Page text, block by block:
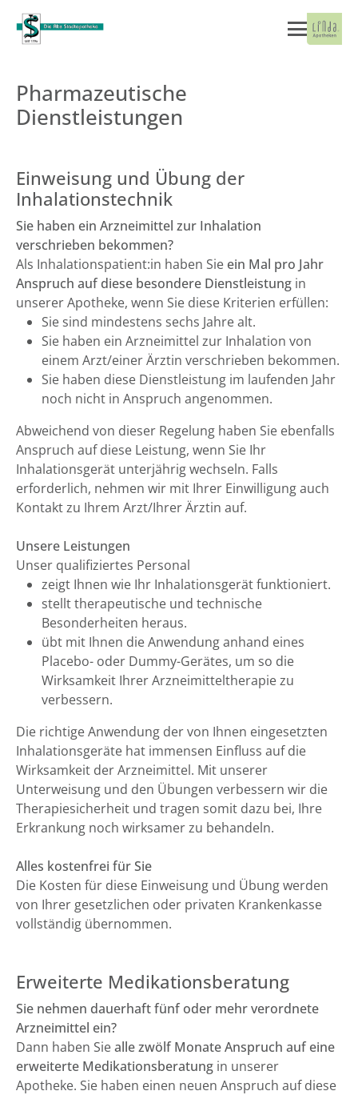
Pharmazeutische
Dienstleistungen
Einweisung und Übung der
Inhalationstechnik
Sie haben ein Arzneimittel zur Inhalation
verschrieben bekommen?
Als Inhalationspatient:in haben Sie ein Mal pro Jahr
Anspruch auf diese besondere Dienstleistung in
unserer Apotheke, wenn Sie diese Kriterien erfüllen:
Sie sind mindestens sechs Jahre alt.
Sie haben ein Arzneimittel zur Inhalation von
einem Arzt/einer Ärztin verschrieben bekommen.
Sie haben diese Dienstleistung im laufenden Jahr
noch nicht in Anspruch angenommen.
Abweichend von dieser Regelung haben Sie ebenfalls
Anspruch auf diese Leistung, wenn Sie Ihr
Inhalationsgerät unterjährig wechseln. Falls
erforderlich, nehmen wir mit Ihrer Einwilligung auch
Kontakt zu Ihrem Arzt/Ihrer Ärztin auf.
Unsere Leistungen
Unser qualifiziertes Personal
zeigt Ihnen wie Ihr Inhalationsgerät funktioniert.
stellt therapeutische und technische
Besonderheiten heraus.
übt mit Ihnen die Anwendung anhand eines
Placebo- oder Dummy-Gerätes, um so die
Wirksamkeit Ihrer Arzneimitteltherapie zu
verbessern.
Die richtige Anwendung der von Ihnen eingesetzten
Inhalationsgeräte hat immensen Einfluss auf die
Wirksamkeit der Arzneimittel. Mit unserer
Unterweisung und den Übungen verbessern wir die
Therapiesicherheit und tragen somit dazu bei, Ihre
Erkrankung noch wirksamer zu behandeln.
Alles kostenfrei für Sie
Die Kosten für diese Einweisung und Übung werden
von Ihrer gesetzlichen oder privaten Krankenkasse
vollständig übernommen.
Erweiterte Medikationsberatung
Sie nehmen dauerhaft fünf oder mehr verordnete
Arzneimittel ein?
Dann haben Siealle zwölf Monate Anspruch auf eine
erweiterte Medikationsberatung in unserer
Apotheke. Sie haben einen neuen Anspruch auf diese